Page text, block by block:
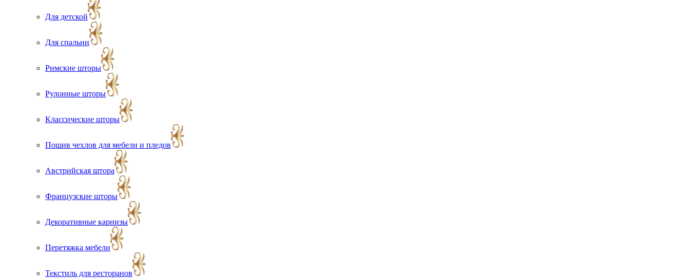
Для детской
Для спальни
Римские шторы
Рулонные шторы
Классические шторы
Пошив чехлов для мебели и пледов
Австрийская штора
Французские шторы
Декоративные карнизы
Перетяжка мебели
Текстиль для ресторанов